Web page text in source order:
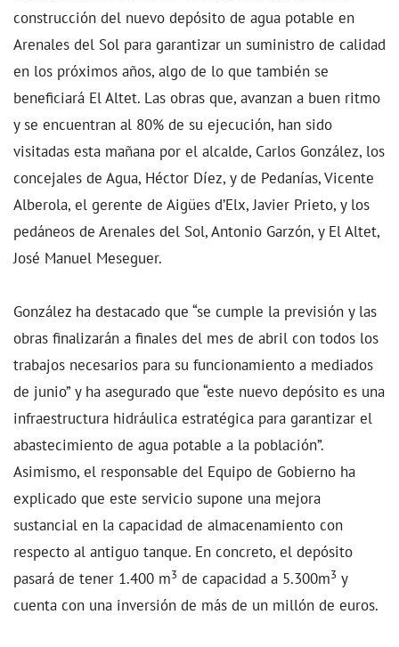
construcción del nuevo depósito de agua potable en
Arenales del Sol para garantizar un suministro de calidad
en los próximos años, algo de lo que también se
beneficiará El Altet. Las obras que, avanzan a buen ritmo
y se encuentran al 80% de su ejecución, han sido
visitadas esta mañana por el alcalde, Carlos González, los
concejales de Agua, Héctor Díez, y de Pedanías, Vicente
Alberola, el gerente de Aigües d’Elx, Javier Prieto, y los
pedáneos de Arenales del Sol, Antonio Garzón, y El Altet,
José Manuel Meseguer.
González ha destacado que “se cumple la previsión y las
obras finalizarán a finales del mes de abril con todos los
trabajos necesarios para su funcionamiento a mediados
de junio” y ha asegurado que “este nuevo depósito es una
infraestructura hidráulica estratégica para garantizar el
abastecimiento de agua potable a la población”.
Asimismo, el responsable del Equipo de Gobierno ha
explicado que este servicio supone una mejora
sustancial en la capacidad de almacenamiento con
respecto al antiguo tanque. En concreto, el depósito
pasará de tener 1.400 m3 de capacidad a 5.300m3 y
cuenta con una inversión de más de un millón de euros.